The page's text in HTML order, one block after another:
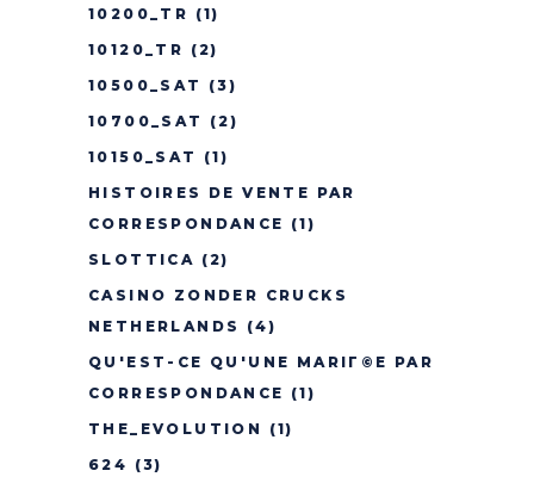
10200_TR (1)
10120_TR (2)
10500_SAT
(3)
10700_SAT
(2)
10150_SAT
(1)
HISTOIRES DE VENTE PAR
CORRESPONDANCE (1)
SLOTTICA (2)
CASINO ZONDER CRUCKS
NETHERLANDS
(4)
QU'EST-CE QU'UNE MARIГ©E PAR
CORRESPONDANCE (1)
THE_EVOLUTION
(1)
624 (3)